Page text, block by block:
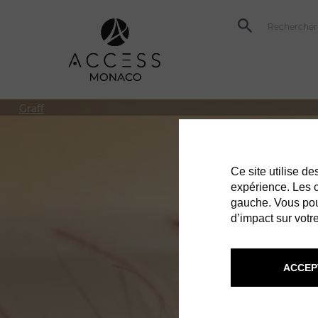
Graff
Ce site utilise
expérience. Les
gauche. Vous
d’impact sur